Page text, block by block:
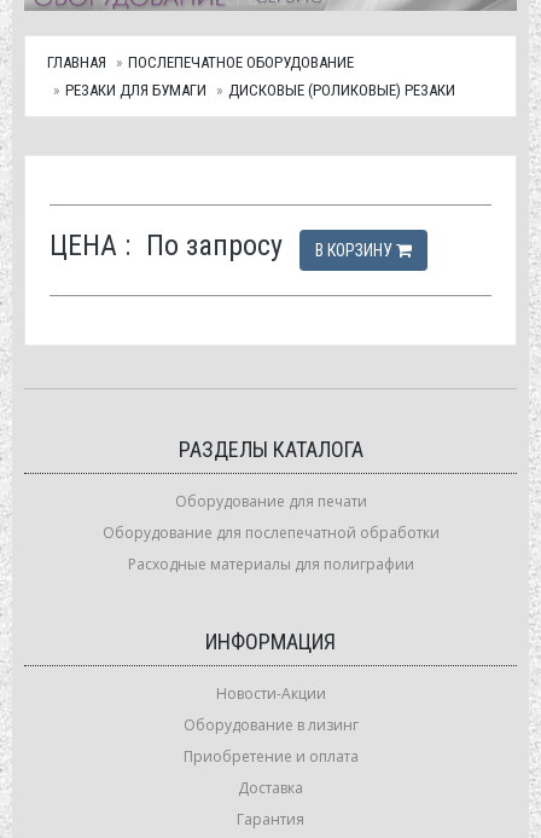
ГЛАВНАЯ
ПОСЛЕПЕЧАТНОЕ ОБОРУДОВАНИЕ
РЕЗАКИ ДЛЯ БУМАГИ
ДИСКОВЫЕ (РОЛИКОВЫЕ) РЕЗАКИ
ЦЕНА : По запросу В КОРЗИНУ
РАЗДЕЛЫ КАТАЛОГА
Оборудование для печати
Оборудование для послепечатной обработки
Расходные материалы для полиграфии
ИНФОРМАЦИЯ
Новости-Акции
Оборудование в лизинг
Приобретение и оплата
Доставка
Гарантия